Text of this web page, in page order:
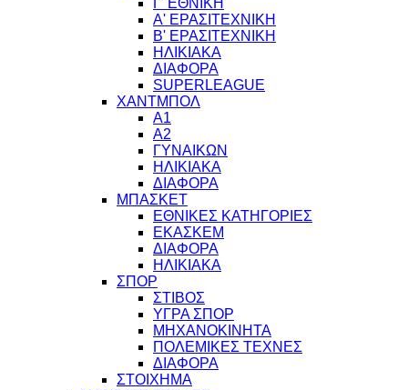
Γ' ΕΘΝΙΚΗ
Α' ΕΡΑΣΙΤΕΧΝΙΚΗ
Β' ΕΡΑΣΙΤΕΧΝΙΚΗ
ΗΛΙΚΙΑΚΑ
ΔΙΑΦΟΡΑ
SUPERLEAGUE
ΧΑΝΤΜΠΟΛ
Α1
Α2
ΓΥΝΑΙΚΩΝ
ΗΛΙΚΙΑΚΑ
ΔΙΑΦΟΡΑ
ΜΠΑΣΚΕΤ
ΕΘΝΙΚΕΣ ΚΑΤΗΓΟΡΙΕΣ
ΕΚΑΣΚΕΜ
ΔΙΑΦΟΡΑ
ΗΛΙΚΙΑΚΑ
ΣΠΟΡ
ΣΤΙΒΟΣ
ΥΓΡΑ ΣΠΟΡ
ΜΗΧΑΝΟΚΙΝΗΤΑ
ΠΟΛΕΜΙΚΕΣ ΤΕΧΝΕΣ
ΔΙΑΦΟΡΑ
ΣΤΟΙΧΗΜΑ